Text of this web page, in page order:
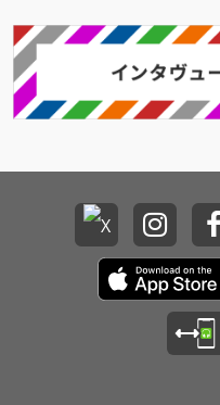
ルバムのアートワーク
ク・ファッション・フ
ョン・ケール、マー
の３人が登場。３人の
ーxcxの存在を確かに
感じさせるヴィヴィッ
ドなモノクロームのポ
ートレートにも注目！